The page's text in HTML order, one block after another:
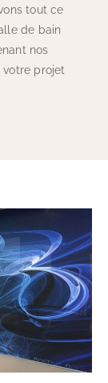
tout ce
de bain
nos
votre projet